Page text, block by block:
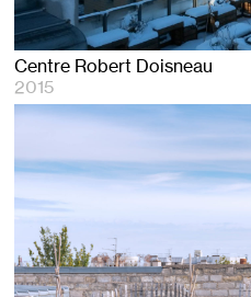
Centre Robert Doisneau
2015